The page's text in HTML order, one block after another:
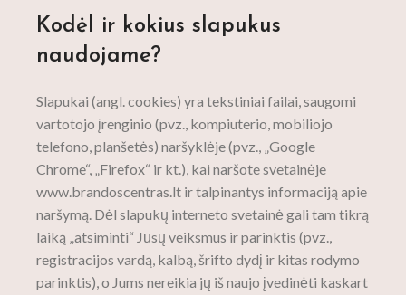
Kodėl ir kokius slapukus
naudojame?
Slapukai (angl. cookies) yra tekstiniai failai, saugomi
vartotojo įrenginio (pvz., kompiuterio, mobiliojo
telefono, planšetės) naršyklėje (pvz., „Google
Chrome“, „Firefox“ ir kt.), kai naršote svetainėje
www.brandoscentras.lt ir talpinantys informaciją apie
naršymą. Dėl slapukų interneto svetainė gali tam tikrą
laiką „atsiminti“ Jūsų veiksmus ir parinktis (pvz.,
registracijos vardą, kalbą, šrifto dydį ir kitas rodymo
parinktis), o Jums nereikia jų iš naujo įvedinėti kaskart